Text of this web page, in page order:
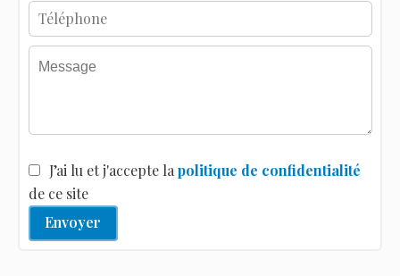
J’ai lu et j'accepte la politique de confidentialité
de ce site
Envoyer